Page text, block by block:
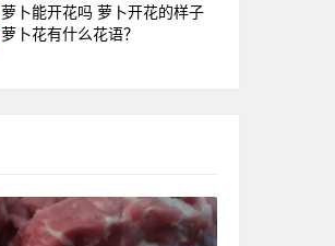
萝卜能开花吗 萝卜开花的样子
萝卜花有什么花语？